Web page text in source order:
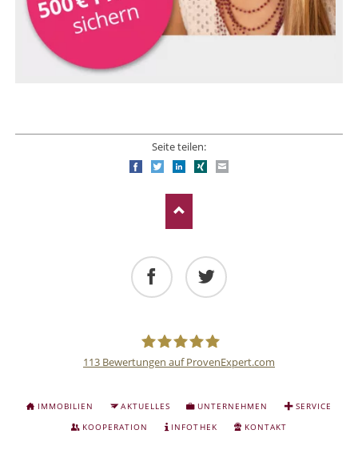
Seite teilen:
FacebookTwitterLinkedIn
Xing
Anlage
113 Bewertungen auf ProvenExpert.com
NAVIGATION
ÜBERSPRINGEN
IMMOBILIEN AKTUELLES UNTERNEHMEN
SERVICE
KOOPERATION
INFOTHEK KONTAKT